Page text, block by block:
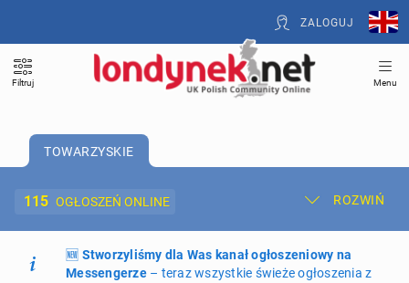
ZALOGUJ
Filtruj Menu
TOWARZYSKIE
115 OGŁOSZEŃ ONLINE ROZWIŃ
Dodaj ogłoszenie Moje ogłoszenia
🆕 Stworzyliśmy dla Was kanał ogłoszeniowy na
Messengerze– teraz wszystkie świeże ogłoszenia z